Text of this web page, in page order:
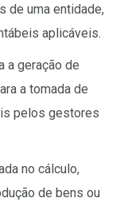
de uma entidade,
aplicáveis.
a geração de
a tomada de
pelos gestores
no cálculo,
de bens ou